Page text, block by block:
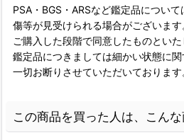
PSA・BGS・ARSなど鑑定品につい
傷等が見受けられる場合がございます
ご購入した段階で同意したものといた
鑑定品につきましては細かい状態に
一切お断りさせていただいております
この商品を買った人は、こん